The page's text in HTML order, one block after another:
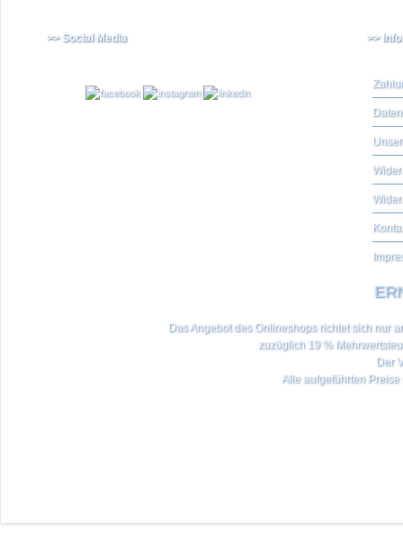
>> Social Media >>
Das Angebot des Onlineshops richtet sich nur
zuzüglich 19 %
Der
Alle aufgeführten